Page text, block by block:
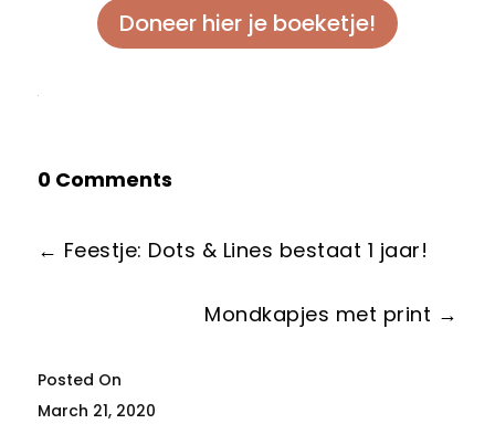
March 21, 2020
Doneer hier je boeketje!
0 Comments
← Feestje: Dots & Lines bestaat 1 jaar!
Mondkapjes met print →